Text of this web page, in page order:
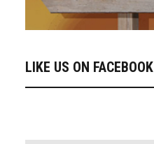
LIKE US ON FACEBOOK